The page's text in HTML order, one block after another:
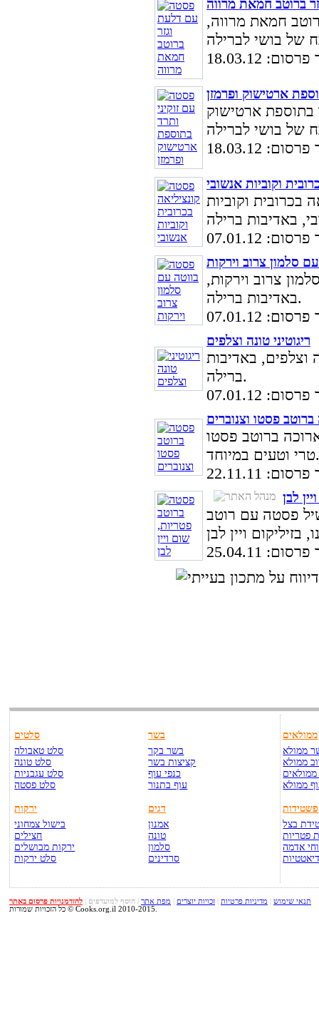
ברוטב חמאת מרווה
חמאת מרווה,
18.03.12
ארטישוק ופרמזן
בתוספת ארטישוק
18.03.12
וקוביות אנשובי
בכרובית וקוביות
07.01.12
סלמון צרוב וירקות
צרוב וירקות,
באדיבות ברילה.
07.01.12
ריגוטיני טונה וצלפים
וצלפים, באדיבות
ברילה.
07.01.12
פסטו וצנוברים
ברוטב פסטו
טרי וטעים במיוחד.
22.11.11
לבן
פסטה עם רוטב
25.04.11
סלטים
סלט טאבולה
סלט טונה
סלט עגבניות
סלט פסטה
ירקות
בישול צמחוני
חצילים
ירקות מבושלים
סלט ירקות
בשר
בשר בקר
קציצות בשר
כנפי עוף
עוף בתנור
דגים
אמנון
טונה
סלמון
סרדינים
ממולאים
ממולא
ממולא
ממולא
פשטידות
בצל
פטריות
אדמה
תנאי שימוש מדיניות פרטיות זכויות יוצרים מפת אתר הוסף למועדפים
להזדמנויות פרסום באתר
כל הזכויות שמורות © Cooks.org.il 2010-2015.